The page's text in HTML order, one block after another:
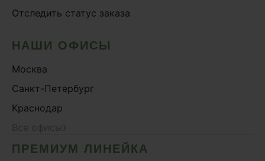
Природный антибиотик
СДВГ
Отследить статус заказа
НАШИ ОФИСЫ
Москва
Санкт-Петербург
Краснодар
ПРЕМИУМ ЛИНЕЙКА